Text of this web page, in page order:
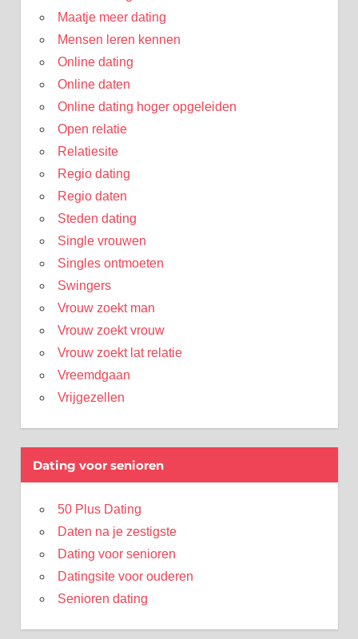
Maatje meer dating
Mensen leren kennen
Online dating
Online daten
Online dating hoger opgeleiden
Open relatie
Relatiesite
Regio dating
Regio daten
Steden dating
Single vrouwen
Singles ontmoeten
Swingers
Vrouw zoekt man
Vrouw zoekt vrouw
Vrouw zoekt lat relatie
Vreemdgaan
Vrijgezellen
Dating voor senioren
50 Plus Dating
Daten na je zestigste
Dating voor senioren
Datingsite voor ouderen
Senioren dating